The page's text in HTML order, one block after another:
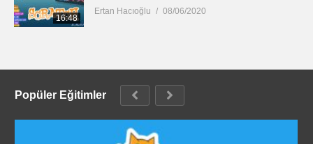
16:48
Ertan Hacıoğlu 08/06/2020
Popüler Eğitimler